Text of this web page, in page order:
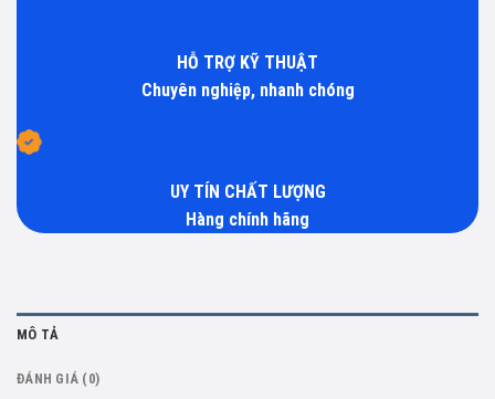
HỖ TRỢ KỸ THUẬT
Chuyên nghiệp, nhanh chóng
UY TÍN CHẤT LƯỢNG
Hàng chính hãng
MÔ TẢ
ĐÁNH GIÁ (0)